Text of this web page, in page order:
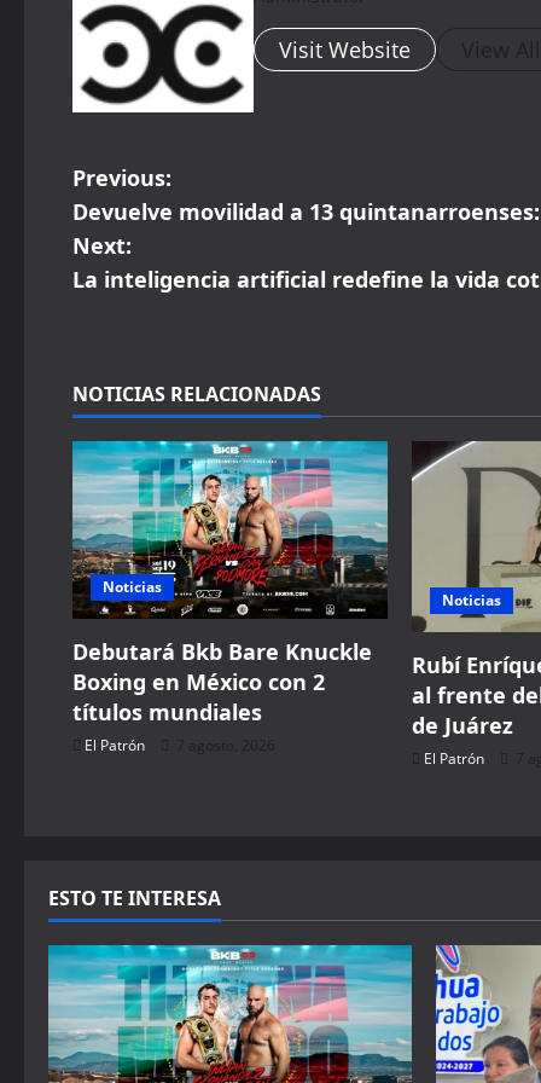
Visit Website View
P
o
s
n
a
v
i
g
a
t
Previous:
Devuelve movilidad a 13
Next:
La inteligencia artificial redefine la vida
NOTICIAS RELACIONADAS
Noticias
Debutará Bkb Bare Knuckle
Boxing en México con 2
títulos mundiales
El Patrón 7 agosto, 2026
Noticias
Rubí
al frente
de Juárez
El Patrón 7
ESTO TE INTERESA